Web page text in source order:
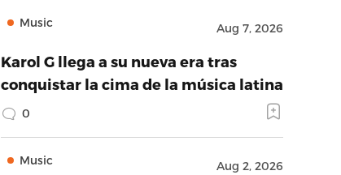
Music Aug 7, 2026
Karol G llega a su nueva era tras
conquistar la cima de la música latina
0
Music Aug 2, 2026